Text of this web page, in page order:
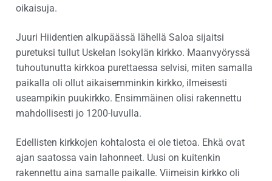
oikaisuja.
Juuri Hiidentien alkupäässä lähellä Saloa sijaitsi
puretuksi tullut Uskelan Isokylän kirkko. Maanvyöryssä
tuhoutunutta kirkkoa purettaessa selvisi, miten samalla
paikalla oli ollut aikaisemminkin kirkko, ilmeisesti
useampikin puukirkko. Ensimmäinen olisi rakennettu
mahdollisesti jo 1200-luvulla.
Edellisten kirkkojen kohtalosta ei ole tietoa. Ehkä ovat
ajan saatossa vain lahonneet. Uusi on kuitenkin
rakennettu aina samalle paikalle. Viimeisin kirkko oli